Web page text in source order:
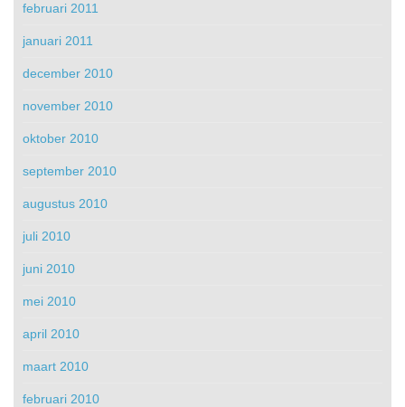
februari 2011
januari 2011
december 2010
november 2010
oktober 2010
september 2010
augustus 2010
juli 2010
juni 2010
mei 2010
april 2010
maart 2010
februari 2010